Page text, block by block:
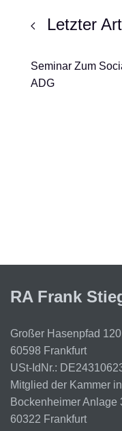
Letzter
Seminar Zum
ADG
RA Frank
Großer Hasenpfad 120
60598 Frankfurt
USt-IdNr.:
Mitglied der Kammer
Bockenheimer Anlage
60322 Frankfurt